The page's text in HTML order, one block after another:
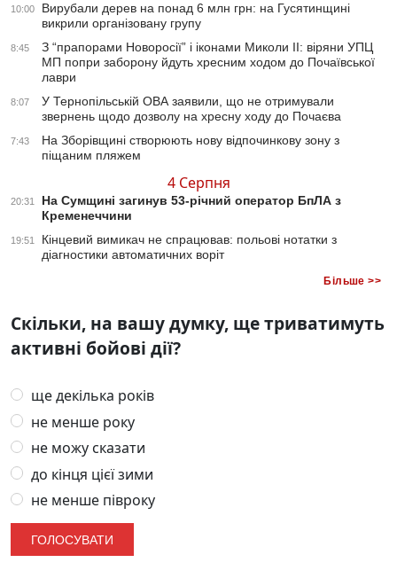
10:00
Вирубали дерев на понад 6 млн грн: на Гусятинщині
викрили організовану групу
8:45
З “прапорами Новоросії” і іконами Миколи ІІ: віряни УПЦ
МП попри заборону йдуть хресним ходом до Почаївської
лаври
8:07
У Тернопільській ОВА заявили, що не отримували
звернень щодо дозволу на хресну ходу до Почаєва
7:43
На Зборівщині створюють нову відпочинкову зону з
піщаним пляжем
4 Серпня
20:31
На Сумщині загинув 53-річний оператор БпЛА з
Кременеччини
19:51
Кінцевий вимикач не спрацював: польові нотатки з
діагностики автоматичних воріт
Більше >>
Скільки, на вашу думку, ще триватимуть
активні бойові дії?
ще декілька років
не менше року
не можу сказати
до кінця цієї зими
не менше півроку